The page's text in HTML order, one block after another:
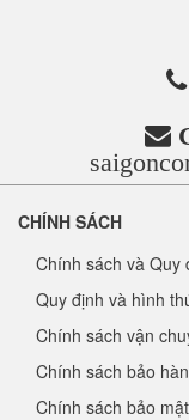
CHÍNH SÁCH
Chính sách và Quy
Quy định và hình
Chính sách vận
Chính sách bảo
Chính sách bảo